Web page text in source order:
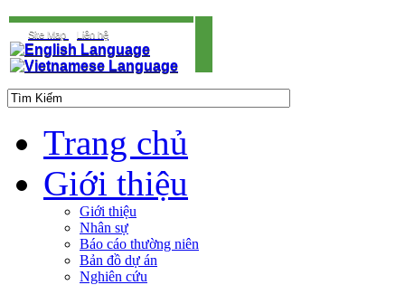
Site Map Liên hệ
Trang chủ
Giới thiệu
Giới thiệu
Nhân sự
Báo cáo thường niên
Bản đồ dự án
Nghiên cứu